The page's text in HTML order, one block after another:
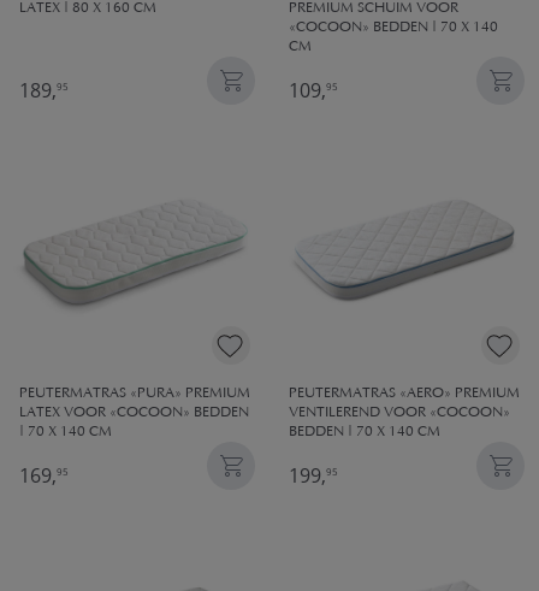
LATEX | 80 X 160 CM
189,95
PREMIUM SCHUIM VOOR
«COCOON» BEDDEN | 70 X 140
CM
109,95
PEUTERMATRAS «PURA» PREMIUM
LATEX VOOR «COCOON» BEDDEN
| 70 X 140 CM
169,95
PEUTERMATRAS «AERO» PREMIUM
VENTILEREND VOOR «COCOON»
BEDDEN | 70 X 140 CM
199,95